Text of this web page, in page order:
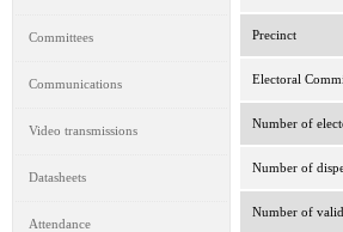
Committees
Communications
Video transmissions
Datasheets
Attendance
Precinct
Electoral
Number of
Number of
Number of